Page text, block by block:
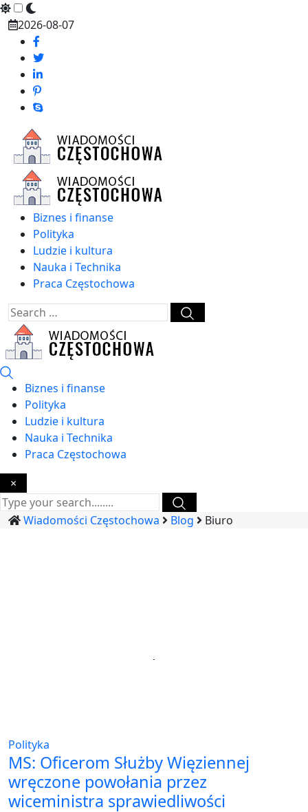
Skip
content
2026-08-07
Biznes i finanse
Polityka
Ludzie i kultura
Nauka i Technika
Praca Częstochowa
Biznes i finanse
Polityka
Ludzie i kultura
Nauka i Technika
Praca Częstochowa
×
Wiadomości Częstochowa Blog Biuro
Polityka
MS: Oficerom Służby Więziennej
wręczone powołania przez
wiceministra sprawiedliwości